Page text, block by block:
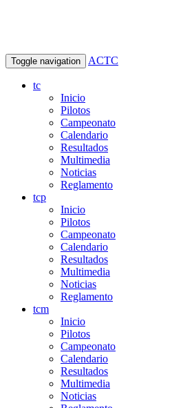
Toggle navigation ACTC
tc
Inicio
Pilotos
Campeonato
Calendario
Resultados
Multimedia
Noticias
Reglamento
tcp
Inicio
Pilotos
Campeonato
Calendario
Resultados
Multimedia
Noticias
Reglamento
tcm
Inicio
Pilotos
Campeonato
Calendario
Resultados
Multimedia
Noticias